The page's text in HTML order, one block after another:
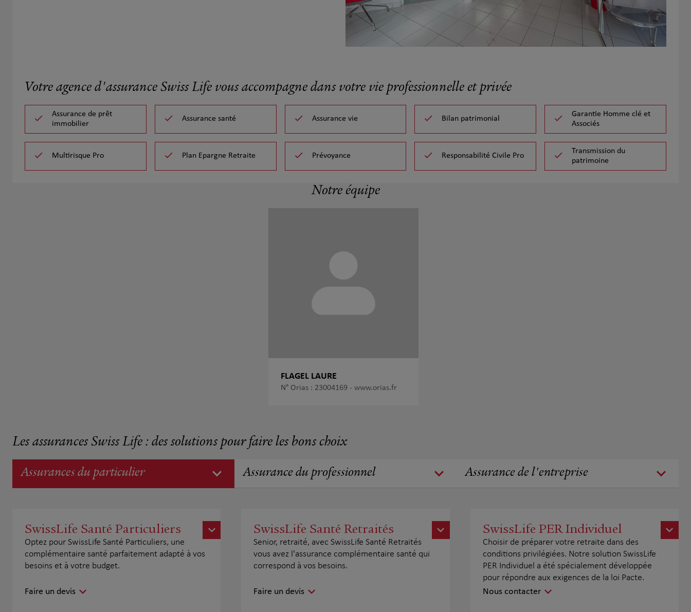
Votre agence d'assurance Swiss Life vous accompagne dans votre vie professionnelle et privée
Assurance de prêt
immobilier
Assurance santé Assurance vie Bilan patrimonial
Garantie Homme clé et
Associés
Multirisque Pro Plan Epargne Retraite Prévoyance Responsabilité Civile Pro
Transmission du
patrimoine
Notre équipe
FLAGEL LAURE
N° Orias : 23004169 - www.orias.fr
Les assurances Swiss Life : des solutions pour faire les bons choix
Assurances du particulier Assurance du professionnel Assurance de l'entreprise
SwissLife Santé Particuliers
Optez pour SwissLife Santé Particuliers, une
complémentaire santé parfaitement adapté à vos
besoins et à votre budget.
Faire un devis
SwissLife Santé Retraités
Senior, retraité, avec SwissLife Santé Retraités
vous avez l'assurance complémentaire santé qui
correspond à vos besoins.
Faire un devis
SwissLife PER Individuel
Choisir de préparer votre retraite dans des
conditions privilégiées. Notre solution SwissLife
PER Individuel a été spécialement développée
pour répondre aux exigences de la loi Pacte.
Nous contacter